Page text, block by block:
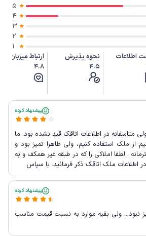
5
4
3
2
1
اطلاعات
نحوه پذیرش
4.5
ارتباط میزبان
4.8
پیشنهاد کرده
متاسفانه در اطلاعات اتاقک قید نشده بود. ما
از ملک استفاده کنیم، ولی ظاهرا تمیز بود و
. لطفا املاکی را که در طبقه غیر همکف و به
اطلاعات ملک اتاقک ذکر فرمائید. با سپاس
پیشنهاد کرده
نبود... ولي بقيه موارد به نسبت قيمت مناسب